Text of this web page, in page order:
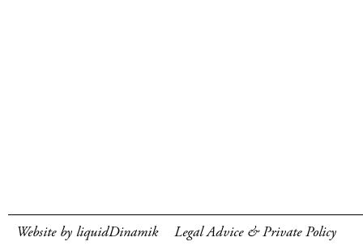
Website by liquidDinamik Legal Advice & Private Policy